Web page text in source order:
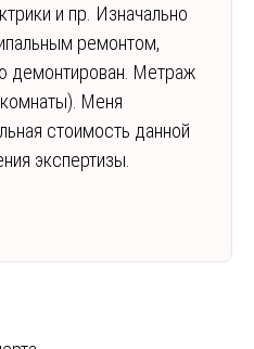
и пр. Изначально
ремонтом,
демонтирован. Метраж
Меня
стоимость данной
экспертизы.